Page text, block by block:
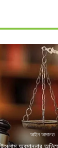
আইন আদালত